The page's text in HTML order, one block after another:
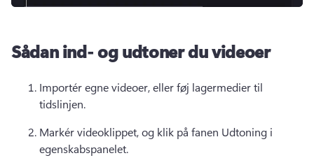
Sådan ind- og udtoner du videoer
Importér egne videoer, eller føj lagermedier til
tidslinjen.
Markér videoklippet, og klik på fanen Udtoning i
egenskabspanelet.